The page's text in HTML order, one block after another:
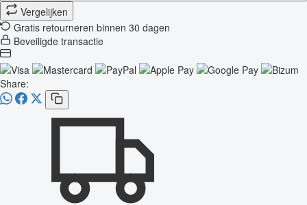
Vergelijken
Gratis retourneren binnen 30 dagen
Beveiligde transactie
Share: